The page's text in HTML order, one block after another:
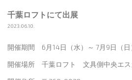
千葉ロフトにて出展
2023.06.10.
開催期間 6月14日（水）～ 7月9日（日
開催場所 千葉ロフト 文具側中央エス